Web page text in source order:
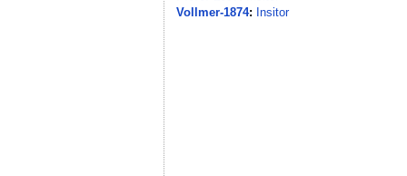
Vollmer-1874: Insitor